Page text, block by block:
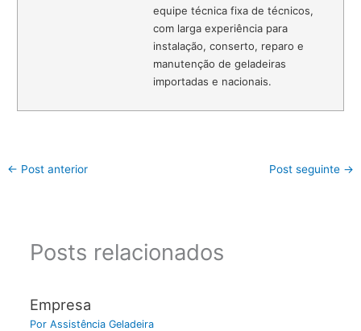
equipe técnica fixa de técnicos,
com larga experiência para
instalação, conserto, reparo e
manutenção de geladeiras
importadas e nacionais.
← Post anterior Post seguinte →
Posts relacionados
Empresa
Por Assistência Geladeira